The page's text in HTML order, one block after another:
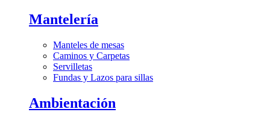
Mantelería
Manteles de mesas
Caminos y Carpetas
Servilletas
Fundas y Lazos para sillas
Ambientación